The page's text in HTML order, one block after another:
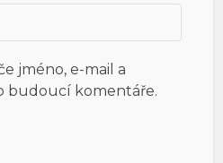
jméno, e-mail a
budoucí komentáře.